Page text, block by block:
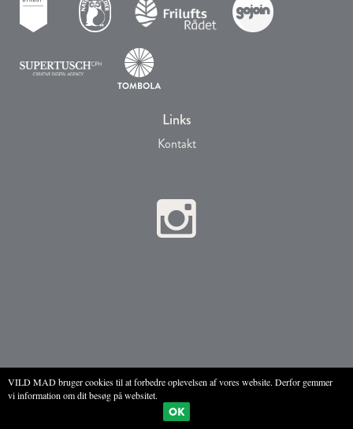
Links
Kontakt
Alle rettigheder © VILD MAD 2017
VILD MAD bruger cookies til at forbedre oplevelsen af vores website. Derfor gemmer
vi information om dit besøg på websitet.
OK